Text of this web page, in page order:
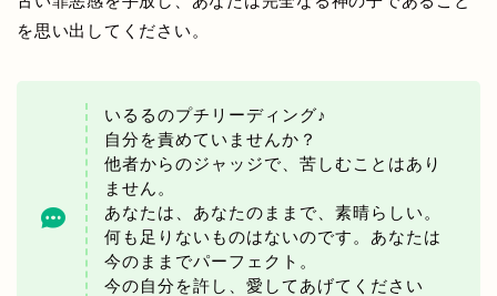
を思い出してください。
いるるのプチリーディング♪
自分を責めていませんか？
他者からのジャッジで、苦しむことはあり
ません。
あなたは、あなたのままで、素晴らしい。
何も足りないものはないのです。あなたは
今のままでパーフェクト。
今の自分を許し、愛してあげてください